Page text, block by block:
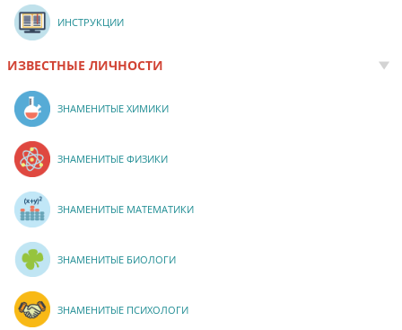
ИНСТРУКЦИИ
ИЗВЕСТНЫЕ ЛИЧНОСТИ
ЗНАМЕНИТЫЕ ХИМИКИ
ЗНАМЕНИТЫЕ ФИЗИКИ
ЗНАМЕНИТЫЕ МАТЕМАТИКИ
ЗНАМЕНИТЫЕ БИОЛОГИ
ЗНАМЕНИТЫЕ ПСИХОЛОГИ